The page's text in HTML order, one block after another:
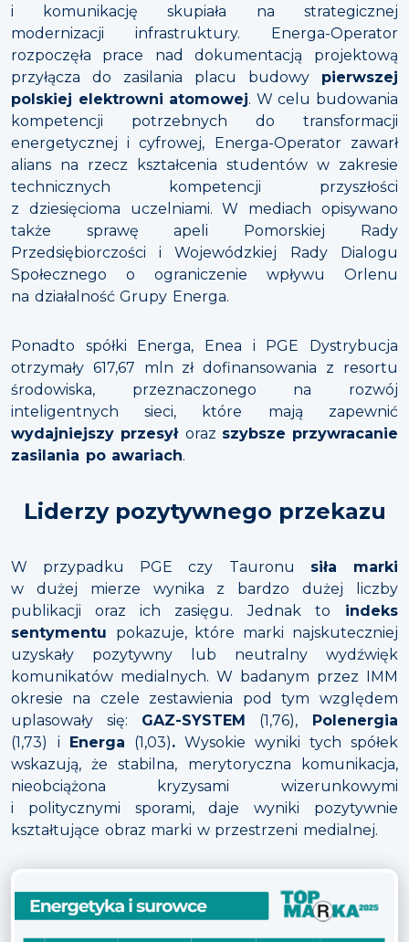
i komunikację skupiała na strategicznej
modernizacji infrastruktury. Energa-Operator
rozpoczęła prace nad dokumentacją projektową
przyłącza do zasilania placu budowy pierwszej
polskiej elektrowni atomowej. W celu budowania
kompetencji potrzebnych do transformacji
energetycznej i cyfrowej, Energa-Operator zawarł
alians na rzecz kształcenia studentów w zakresie
technicznych kompetencji przyszłości
z dziesięcioma uczelniami. W mediach opisywano
także sprawę apeli Pomorskiej Rady
Przedsiębiorczości i Wojewódzkiej Rady Dialogu
Społecznego o ograniczenie wpływu Orlenu
na działalność Grupy Energa.
Ponadto spółki Energa, Enea i PGE Dystrybucja
otrzymały 617,67 mln zł dofinansowania z resortu
środowiska, przeznaczonego na rozwój
inteligentnych sieci, które mają zapewnić
wydajniejszy przesył oraz szybsze przywracanie
zasilania po awariach.
Liderzy pozytywnego przekazu
W przypadku PGE czy Tauronu siła marki
w dużej mierze wynika z bardzo dużej liczby
publikacji oraz ich zasięgu. Jednak to indeks
sentymentu pokazuje, które marki najskuteczniej
uzyskały pozytywny lub neutralny wydźwięk
komunikatów medialnych. W badanym przez IMM
okresie na czele zestawienia pod tym względem
uplasowały się: GAZ-SYSTEM (1,76), Polenergia
(1,73)
i Energa (1,03).Wysokie wyniki tych spółek
wskazują, że stabilna, merytoryczna komunikacja,
nieobciążona kryzysami wizerunkowymi
i politycznymi sporami, daje wyniki pozytywnie
kształtujące obraz marki w przestrzeni medialnej.